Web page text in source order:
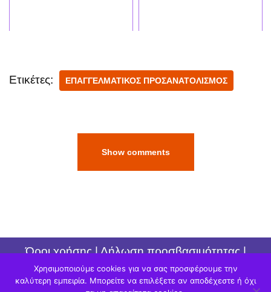
Ετικέτες: ΕΠΑΓΓΕΛΜΑΤΙΚΟΣ ΠΡΟΣΑΝΑΤΟΛΙΣΜΟΣ
Show comments
Όροι χρήσης|Δήλωση προσβασιμότητας|
Πολιτική απορρήτου
Χρησιμοποιούμε cookies για να σας προσφέρουμε την
καλύτερη εμπειρία. Μπορείτε να επιλέξετε αν αποδέχεστε ή όχι